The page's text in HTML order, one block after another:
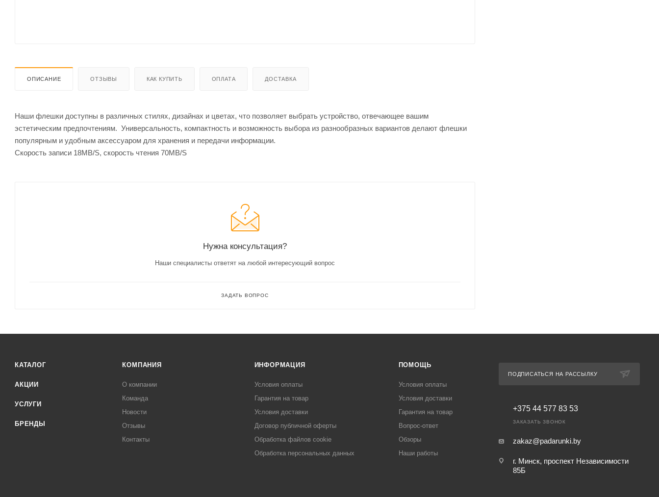
ОПИСАНИЕ ОТЗЫВЫ КАК КУПИТЬ ОПЛАТА ДОСТАВКА
Наши флешки доступны в различных стилях, дизайнах и цветах, что позволяет выбрать устройство, отвечающее вашим
эстетическим предпочтениям. Универсальность, компактность и возможность выбора из разнообразных вариантов делают флешки
популярным и удобным аксессуаром для хранения и передачи информации.
Скорость записи 18MB/S, скорость чтения 70MB/S
Нужна консультация?
Наши специалисты ответят на любой интересующий вопрос
ЗАДАТЬ ВОПРОС
КАТАЛОГ
АКЦИИ
УСЛУГИ
БРЕНДЫ
КОМПАНИЯ
О компании
Команда
Новости
Отзывы
Контакты
ИНФОРМАЦИЯ
Условия оплаты
Гарантия на товар
Условия доставки
Договор публичной оферты
Обработка файлов cookie
Обработка персональных данных
ПОМОЩЬ
Условия оплаты
Условия доставки
Гарантия на товар
Вопрос-ответ
Обзоры
Наши работы
ПОДПИСАТЬСЯ НА РАССЫЛКУ
+375 44 577 83 53
ЗАКАЗАТЬ ЗВОНОК
zakaz@padarunki.by
г. Минск, проспект Независимости
85Б